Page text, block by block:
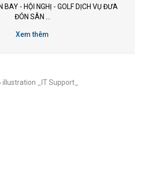
- HỘI NGHỊ - GOLF DỊCH VỤ ĐƯA
ĐÓN SÂN ...
Xem thêm